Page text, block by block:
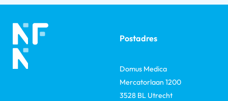
Postadres
Domus Medica
Mercatorlaan 1200
3528 BL Utrecht